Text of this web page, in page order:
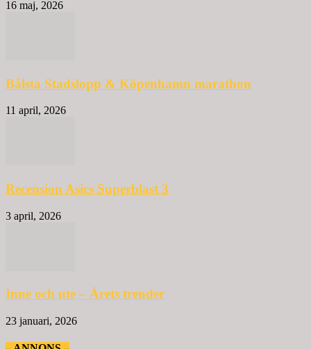
16 maj, 2026
Bålsta Stadslopp & Köpenhamn marathon
11 april, 2026
Recension Asics Superblast 3
3 april, 2026
Inne och ute – Årets trender
23 januari, 2026